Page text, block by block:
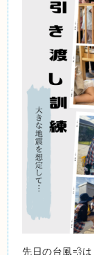
先日の台風💨は